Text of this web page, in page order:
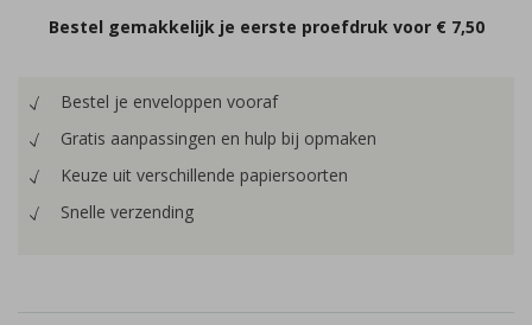
Bestel gemakkelijk je eerste proefdruk voor € 7,50
Bestel je enveloppen vooraf
Gratis aanpassingen en hulp bij opmaken
Keuze uit verschillende papiersoorten
Snelle verzending